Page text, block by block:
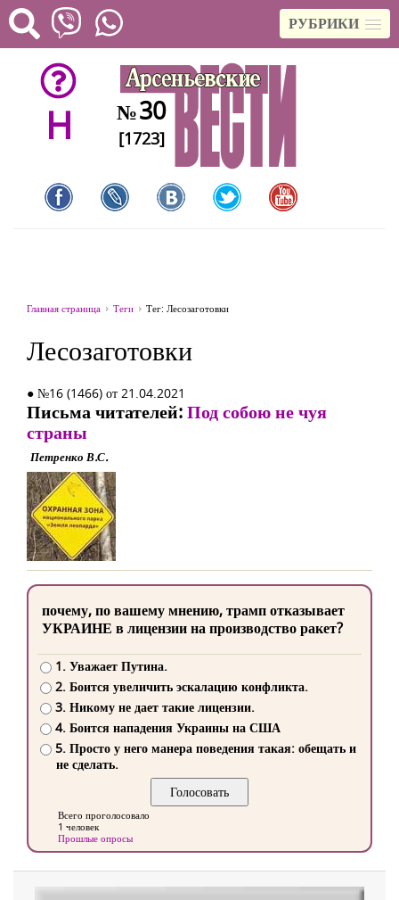
РУБРИКИ
H №30
[1723]
Главная страница Теги Тег: Лесозаготовки
Лесозаготовки
● №16 (1466) от 21.04.2021
Письма читателей:Под собою не чуя
страны
Петренко В.С.
почему, по вашему мнению, трамп отказывает
УКРАИНЕ в лицензии на производство ракет?
1. Уважает Путина.
2. Боится увеличить эскалацию конфликта.
3. Никому не дает такие лицензии.
4. Боится нападения Украины на США
5. Просто у него манера поведения такая: обещать и
не сделать.
Всего проголосовало
1 человек
Прошлые опросы